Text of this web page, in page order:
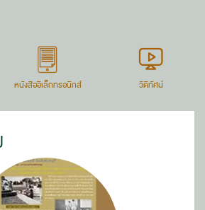
หนังสืออิเล็กทรอนิกส์ วีดิทัศน์